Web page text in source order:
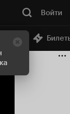
Войти